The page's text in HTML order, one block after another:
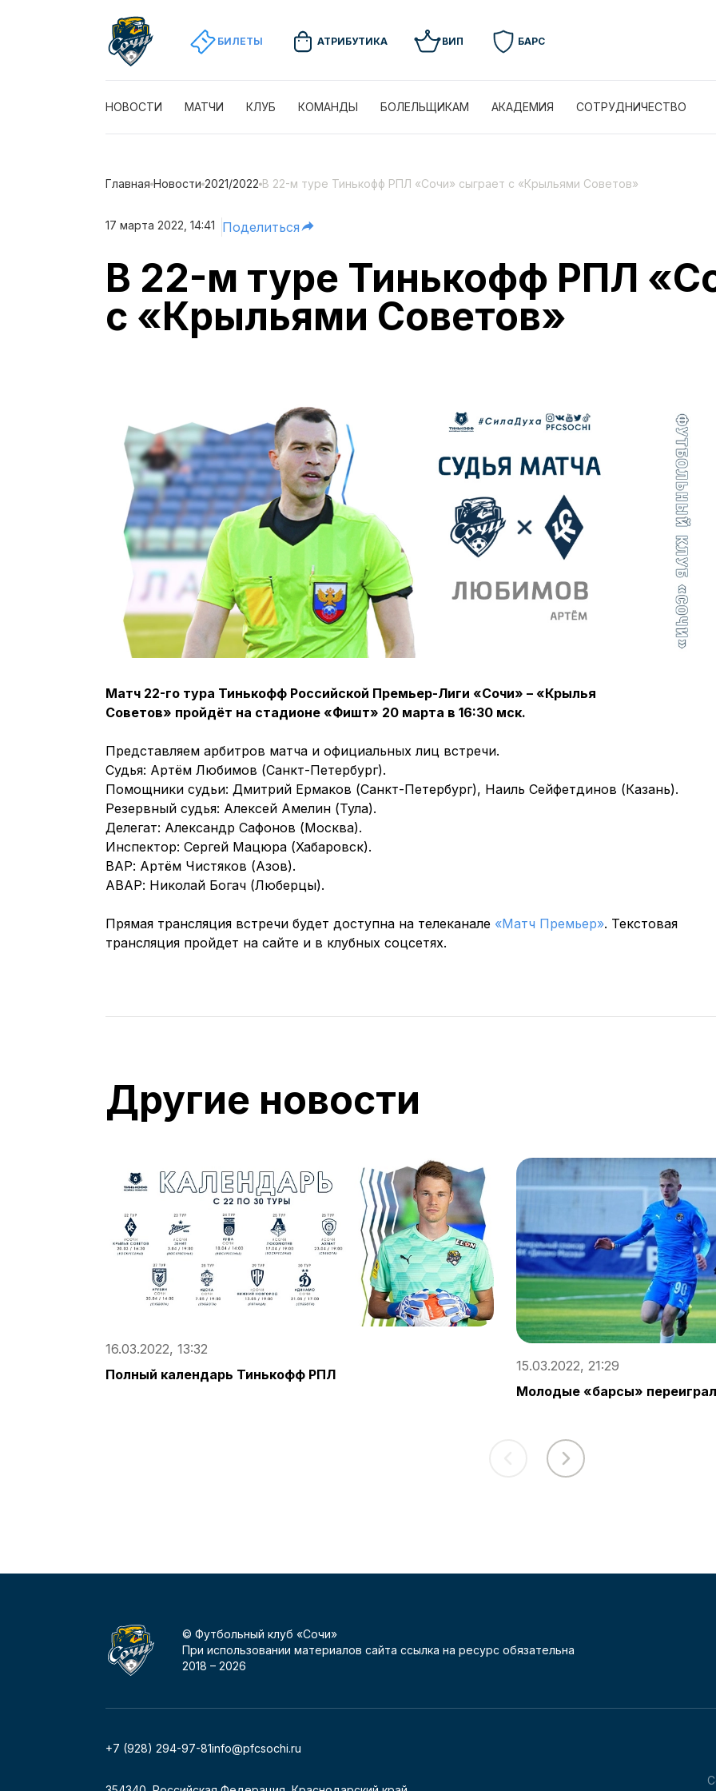
БИЛЕТЫ АТРИБУТИКА ВИП БАРС
НОВОСТИ МАТЧИ КЛУБ КОМАНДЫ БОЛЕЛЬЩИКАМ АКАДЕМИЯ СОТРУДНИЧЕСТВО
Главная Новости 2021/2022 В 22-м туре Тинькофф РПЛ «Сочи» сыграет с «Крыльями Советов»
17 марта 2022, 14:41 Поделиться
В 22-м туре Тинькофф РПЛ
с «Крыльями Советов»
Матч 22-го тура Тинькофф Российской Премьер-Лиги «Сочи» – «Крылья
Советов» пройдёт на стадионе «Фишт» 20 марта в 16:30 мск.
Представляем арбитров матча и официальных лиц встречи.
Судья: Артём Любимов (Санкт-Петербург).
Помощники судьи: Дмитрий Ермаков (Санкт-Петербург), Наиль Сейфетдинов (Казань).
Резервный судья: Алексей Амелин (Тула).
Делегат: Александр Сафонов (Москва).
Инспектор: Сергей Мацюра (Хабаровск).
ВАР: Артём Чистяков (Азов).
АВАР: Николай Богач (Люберцы).
Прямая трансляция встречи будет доступна на телеканале «Матч Премьер». Текстовая
трансляция пройдет на сайте и в клубных соцсетях.
Другие новости
16.03.2022, 13:32
Полный календарь Тинькофф РПЛ
15.03.2022, 21:29
Молодые «барсы»
© Футбольный клуб «Сочи»
При использовании материалов сайта ссылка на ресурс обязательна
2018 – 2026
+7 (928) 294-97-81info@pfcsochi.ru